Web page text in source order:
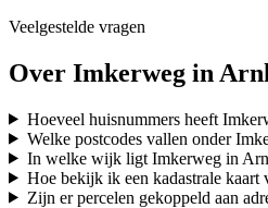
Veelgestelde vragen
Over Imkerweg in
Hoeveel huisnummers heeft
Welke postcodes vallen onder
In welke wijk ligt Imkerweg in
Hoe bekijk ik een kadastrale
Zijn er percelen gekoppeld aan